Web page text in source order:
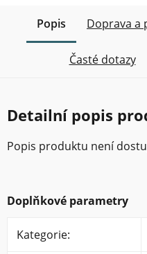
Popis Doprava a
Časté dotazy
Detailní popis
Popis produktu není
Doplňkové parametry
Kategorie: